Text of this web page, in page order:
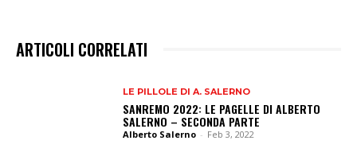
ARTICOLI CORRELATI
LE PILLOLE DI A. SALERNO
SANREMO 2022: LE PAGELLE DI ALBERTO
SALERNO – SECONDA PARTE
Alberto Salerno - Feb 3, 2022